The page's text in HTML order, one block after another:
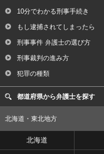
10分でわかる刑事手続き
もし逮捕されてしまったら
刑事事件 弁護士の選び方
刑事裁判の進み方
犯罪の種類
都道府県から弁護士を探す
北海道・東北地方
北海道